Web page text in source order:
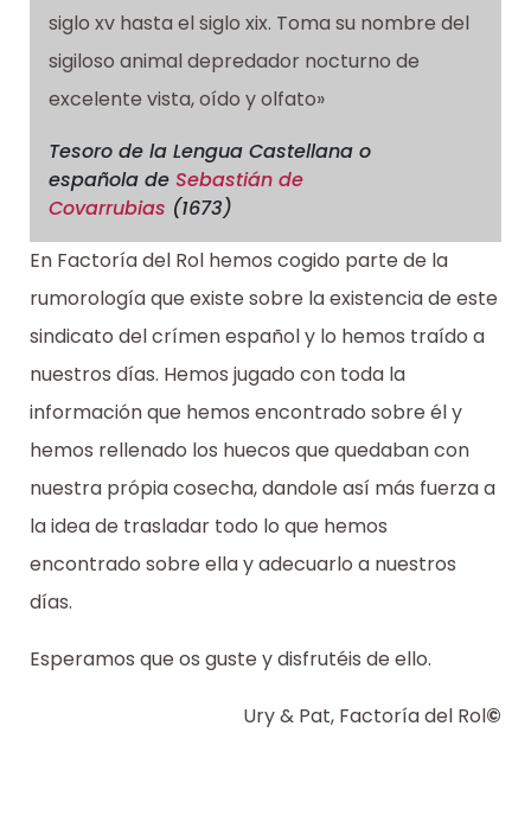
siglo xv hasta el siglo xix. Toma su nombre del
sigiloso animal depredador nocturno de
excelente vista, oído y olfato»
Tesoro de la Lengua Castellana o
española de Sebastián de
Covarrubias (1673)
En Factoría del Rol hemos cogido parte de la
rumorología que existe sobre la existencia de este
sindicato del crímen español y lo hemos traído a
nuestros días. Hemos jugado con toda la
información que hemos encontrado sobre él y
hemos rellenado los huecos que quedaban con
nuestra própia cosecha, dandole así más fuerza a
la idea de trasladar todo lo que hemos
encontrado sobre ella y adecuarlo a nuestros
días.
Esperamos que os guste y disfrutéis de ello.
Ury & Pat, Factoría del Rol©